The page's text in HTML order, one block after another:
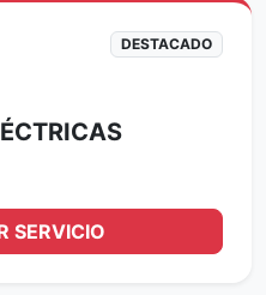
DESTACADO
SERVICIO